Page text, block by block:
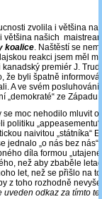
zvolila i většina
většina našich
koalice. Naštěstí se
reakci jsem měl
premiér J.
že byli špatně
A ve svém
ze Západu!
moc nehodilo mluvit o
politiku
naivitou „státníka“
jednalo „o nás bez
díla formou
než aby zbaběle
let, než se přišlo na
z toho rozhodně
odkaz za tímto